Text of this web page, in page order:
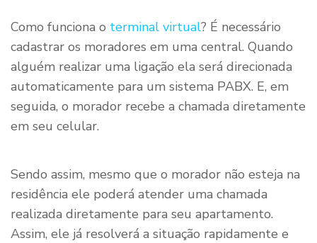
Como funciona o terminal virtual? É necessário
cadastrar os moradores em uma central. Quando
alguém realizar uma ligação ela será direcionada
automaticamente para um sistema PABX. E, em
seguida, o morador recebe a chamada diretamente
em seu celular.
Sendo assim, mesmo que o morador não esteja na
residência ele poderá atender uma chamada
realizada diretamente para seu apartamento.
Assim, ele já resolverá a situação rapidamente e